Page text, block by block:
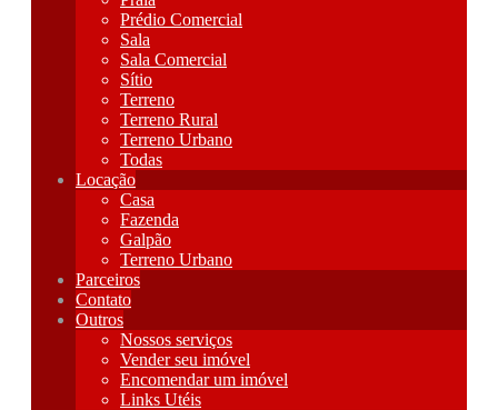
Prédio Comercial
Sala
Sala Comercial
Sítio
Terreno
Terreno Rural
Terreno Urbano
Todas
Locação
Casa
Fazenda
Galpão
Terreno Urbano
Parceiros
Contato
Outros
Nossos serviços
Vender seu imóvel
Encomendar um imóvel
Links Utéis